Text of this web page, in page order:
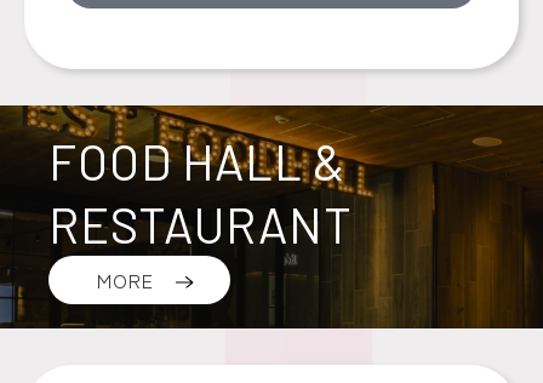
FOOD HALL &
RESTAURANT
MORE